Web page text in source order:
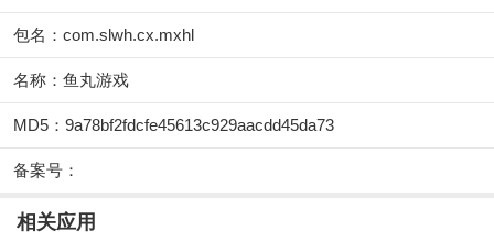
包名：com.slwh.cx.mxhl
名称：鱼丸游戏
MD5：9a78bf2fdcfe45613c929aacdd45da73
备案号：
相关应用